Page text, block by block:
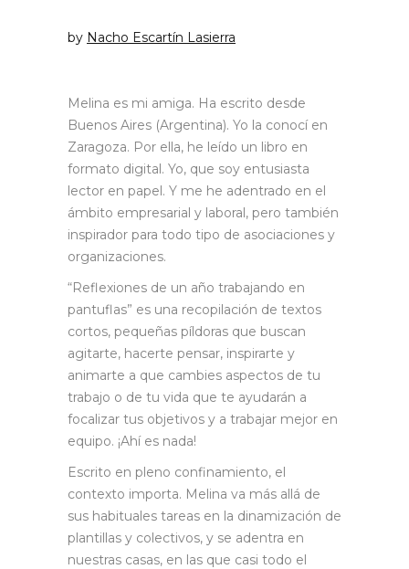
by Nacho Escartín Lasierra
Melina es mi amiga. Ha escrito desde
Buenos Aires (Argentina). Yo la conocí en
Zaragoza. Por ella, he leído un libro en
formato digital. Yo, que soy entusiasta
lector en papel. Y me he adentrado en el
ámbito empresarial y laboral, pero también
inspirador para todo tipo de asociaciones y
organizaciones.
“Reflexiones de un año trabajando en
pantuflas” es una recopilación de textos
cortos, pequeñas píldoras que buscan
agitarte, hacerte pensar, inspirarte y
animarte a que cambies aspectos de tu
trabajo o de tu vida que te ayudarán a
focalizar tus objetivos y a trabajar mejor en
equipo. ¡Ahí es nada!
Escrito en pleno confinamiento, el
contexto importa. Melina va más allá de
sus habituales tareas en la dinamización de
plantillas y colectivos, y se adentra en
nuestras casas, en las que casi todo el